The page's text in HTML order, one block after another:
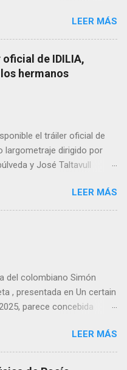
que directamente parecen
resto del cine mundial
diez años. Todo es
imposible. Cameron
que, si el cine fuera solo
LEER MÁS
de IDILIA,
hermanos
el tráiler oficial de
largometraje dirigido por
y José Taltavull
. Tras un destacado
nacionales e
se ha consolidado
LEER MÁS
del colombiano Simón
, presentada en Un certain
parece concebida
la decadencia
trascendencia de la
que no la necesita. Sin
LEER MÁS